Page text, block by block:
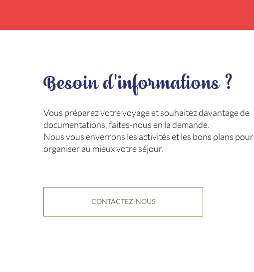
Besoin d'informations ?
Vous préparez votre voyage et souhaitez davantage de
documentations, faites-nous en la demande.
Nous vous enverrons les activités et les bons plans pour
organiser au mieux votre séjour.
CONTACTEZ-NOUS